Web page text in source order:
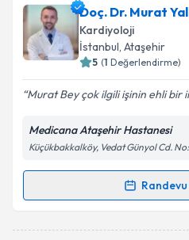
Doç. Dr. Murat
Kardiyoloji
İstanbul, Ataşehir
5 (1 Değerlendirme)
Murat Bey çok ilgili işinin ehli bir
Medicana Ataşehir Hastanesi
Küçükbakkalköy, Vedat Günyol Cd.
Randevu Takvimi